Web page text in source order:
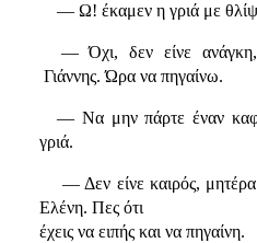
— Ω! έκαμεν η γριά με
— Όχι, δεν είνε ανάγκη,
Γιάννης. Ώρα να πηγαίνω.
— Να μην πάρτε έναν
γριά.
— Δεν είνε καιρός,
Ελένη. Πες ότι
έχεις να ειπής και να πηγαίνη.